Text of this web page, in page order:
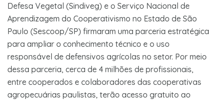
Defesa Vegetal (Sindiveg) e o Serviço Nacional de
Aprendizagem do Cooperativismo no Estado de São
Paulo (Sescoop/SP) firmaram uma parceria estratégica
para ampliar o conhecimento técnico e o uso
responsável de defensivos agrícolas no setor. Por meio
dessa parceria, cerca de 4 milhões de profissionais,
entre cooperados e colaboradores das cooperativas
agropecuárias paulistas, terão acesso gratuito ao